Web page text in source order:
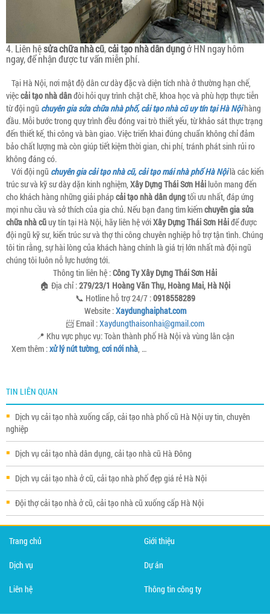
4. Liên hệsửa chữa nhà cũ,cải tạo nhà dân dụngở HN ngay hôm
ngay, để nhận được tư vấn miễn phí.
Tại Hà Nội, nơi mật độ dân cư dày đặc và diện tích nhà ở thường hạn chế,
việccải tạo nhà dânđòi hỏi quy trình chặt chẽ, khoa học và phù hợp thực tiễn
từ đội ngũ chuyên gia sửa chữa nhà phố, cải tạo nhà cũ uy tín tại Hà Nộihàng
đầu. Mỗi bước trong quy trình đều đóng vai trò thiết yếu, từ khảo sát thực trạng
đến thiết kế, thi công và bàn giao. Việc triển khai đúng chuẩn không chỉ đảm
bảo chất lượng mà còn giúp tiết kiệm thời gian, chi phí, tránh phát sinh rủi ro
không đáng có.
Với đội ngũ chuyên gia cải tạo nhà cũ, cải tạo mái nhà phố Hà Nộilà các kiến
trúc sư và kỹ sư dày dặn kinh nghiệm, Xây Dựng Thái Sơn Hải luôn mang đến
cho khách hàng những giải phápcải tạo nhà dân dụngtối ưu nhất, đáp ứng
mọi nhu cầu và sở thích của gia chủ. Nếu bạn đang tìm kiếmchuyên gia sửa
chữa nhà cũuy tín tại Hà Nội, hãy liên hệ vớiXây Dựng Thái Sơn Hảiđể được
đội ngũ kỹ sư, kiến trúc sư và thợ thi công chuyên nghiệp hỗ trợ tận tình. Chúng
tôi tin rằng, sự hài lòng của khách hàng chính là giá trị lớn nhất mà đội ngũ
chúng tôi luôn nỗ lực hướng tới.
Thông tin liên hệ :Công Ty Xây Dựng Thái Sơn Hải
🏠 Địa chỉ :279/23/1 Hoàng Văn Thụ, Hoàng Mai, Hà Nội
📞 Hotline hỗ trợ 24/7 :0918558289
Website :Xaydunghaiphat.com
📨 Email :Xaydungthaisonhai@gmail.com
📍 Khu vực phục vụ: Toàn thành phố Hà Nội và vùng lân cận
Xem thêm :xử lý nứt tường, cơi nới nhà, …
TIN LIÊN QUAN
Dịch vụ cải tạo nhà xuống cấp, cải tạo nhà phố cũ Hà Nội uy tin, chuyên
nghiệp
Dịch vụ cải tạo nhà dân dụng, cải tạo nhà cũ Hà Đông
Dịch vụ cải tạo nhà ở cũ, cải tạo nhà phố đẹp giá rẻ Hà Nội
Đội thợ cải tạo nhà ở cũ, cải tạo nhà cũ xuống cấp Hà Nội
Trang chủ Giới thiệu
Dịch vụ Dự án
Liên hệ Thông tin công ty